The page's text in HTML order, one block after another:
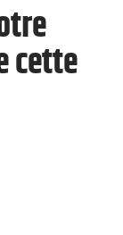
cette